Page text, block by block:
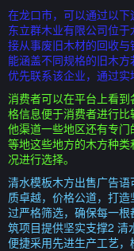
在龙口市，可以通过以
东立群木业有限公司位
接从事废旧木材的回收
能涵盖不同规格的旧木
优先联系该企业，通过实
消费者可以在平台上看
格信息便于消费者进行
他渠道一些地区还有专
等地这些地方的木方种
况进行选择。
清水模板木方出售广告
质卓越，价格公道，打
过严格筛选，确保每一
筑项目提供坚实支撑2 清
便捷采用先进生产工艺，